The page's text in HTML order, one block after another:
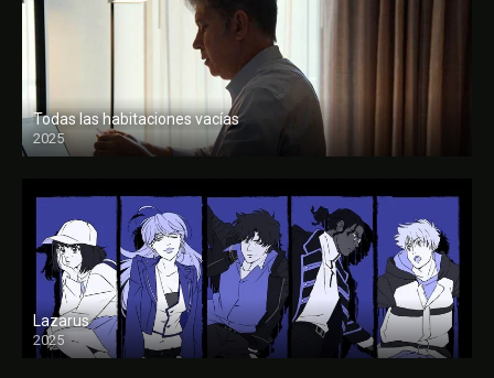
Todas las habitaciones vacías
2025
FULL HD
Lazarus
2025